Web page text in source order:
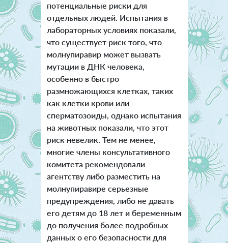
потенциальные риски для
отдельных людей. Испытания в
лабораторных условиях показали,
что существует риск того, что
молнупиравир может вызвать
мутации в ДНК человека,
особенно в быстро
размножающихся клетках, таких
как клетки крови или
сперматозоиды, однако испытания
на животных показали, что этот
риск невелик. Тем не менее,
многие члены консультативного
комитета рекомендовали
агентству либо разместить на
молнупиравире серьезные
предупреждения, либо не давать
его детям до 18 лет и беременным
до получения более подробных
данных о его безопасности для